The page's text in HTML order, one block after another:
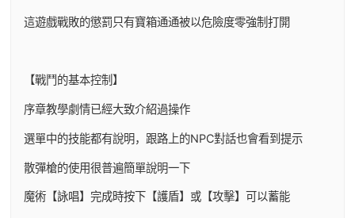
這遊戲戰敗的懲罰只有寶箱通通被以危險度零強制打開
【戰鬥的基本控制】
序章教學劇情已經大致介紹過操作
選單中的技能都有說明，跟路上的NPC對話也會看到提示
散彈槍的使用很普遍簡單說明一下
魔術【詠唱】完成時按下【護盾】或【攻擊】可以蓄能